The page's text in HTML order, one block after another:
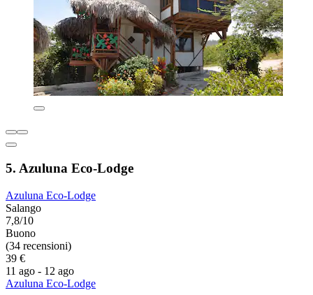
5. Azuluna Eco-Lodge
Azuluna Eco-Lodge
Salango
7,8/10
Buono
(34 recensioni)
39 €
11 ago - 12 ago
Azuluna Eco-Lodge